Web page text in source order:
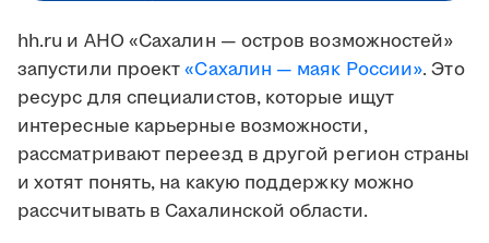
hh.ru и АНО «Сахалин — остров возможностей»
запустили проект«Сахалин — маяк России». Это
ресурс для специалистов, которые ищут
интересные карьерные возможности,
рассматривают переезд в другой регион страны
и хотят понять, на какую поддержку можно
рассчитывать в Сахалинской области.